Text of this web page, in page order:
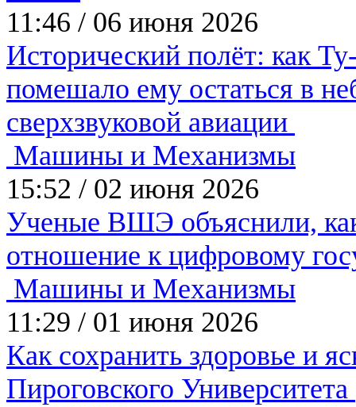
11:46 / 06 июня 2026
Исторический полёт: как
помешало ему остаться в
сверхзвуковой авиации
Машины и Механизмы
15:52 / 02 июня 2026
Ученые ВШЭ объяснили,
отношение к цифровому
Машины и Механизмы
11:29 / 01 июня 2026
Как сохранить здоровье и
Пироговского Университета